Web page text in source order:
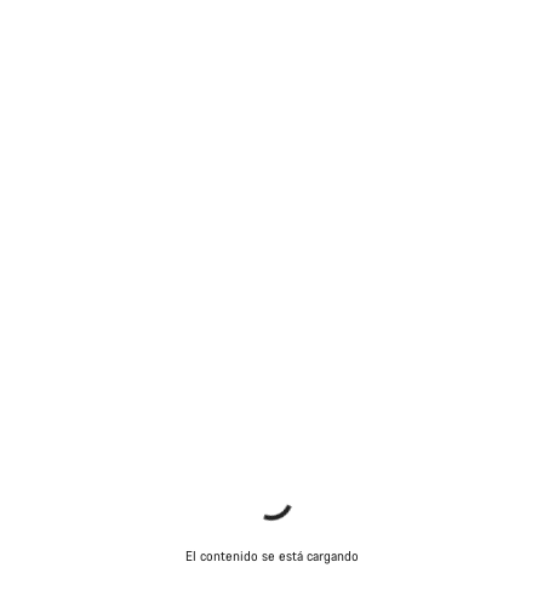
El contenido se está cargando